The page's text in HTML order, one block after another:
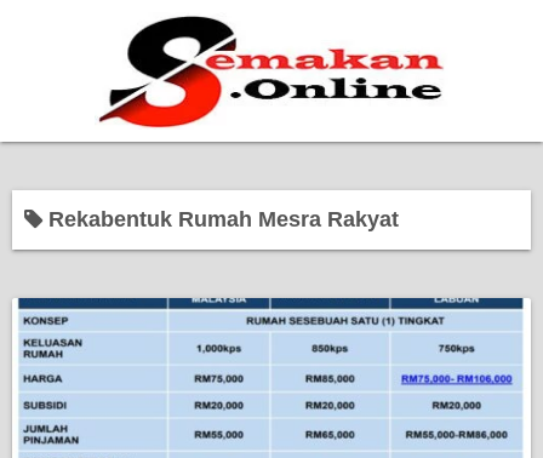
Bantuan Kerajaan
Pendidikan
Kerja Kosong Terkini
Rekabentuk Rumah Mesra Rakyat